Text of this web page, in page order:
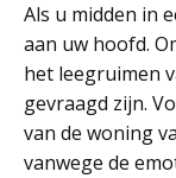
Als u midden in
aan uw hoofd.
het leegruimen
gevraagd zijn.
van de woning
vanwege de